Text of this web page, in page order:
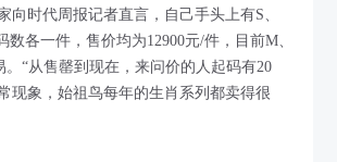
向时代周报记者直言，自己手头上有S、
各一件，售价均为12900元/件，目前M、
“从售罄到现在，来问价的人起码有20
现象，始祖鸟每年的生肖系列都卖得很